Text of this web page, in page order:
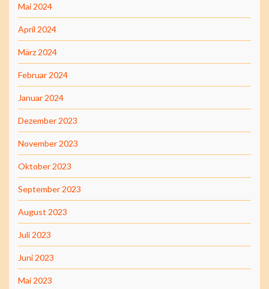
Mai 2024
April 2024
März 2024
Februar 2024
Januar 2024
Dezember 2023
November 2023
Oktober 2023
September 2023
August 2023
Juli 2023
Juni 2023
Mai 2023